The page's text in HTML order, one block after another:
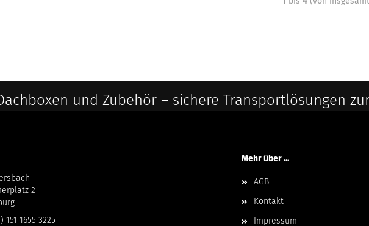
und Zubehör – sichere Transportlösungen
2
151 1655 3225
Mehr über ...
AGB
Kontakt
Impressum